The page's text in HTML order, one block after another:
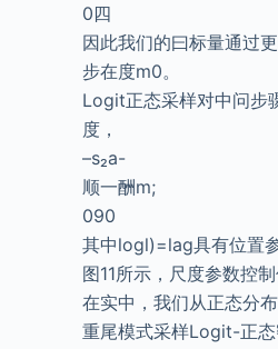
0四
因此我们的曰标量通过
步在度m0。
Logit正态采样对中问步
度，
–s₂a-
顺一酬m;
090
其中logl)=lag具有位置
图11所示，尺度参数控制
在实中，我们从正态分
重尾模式采样Logit-正